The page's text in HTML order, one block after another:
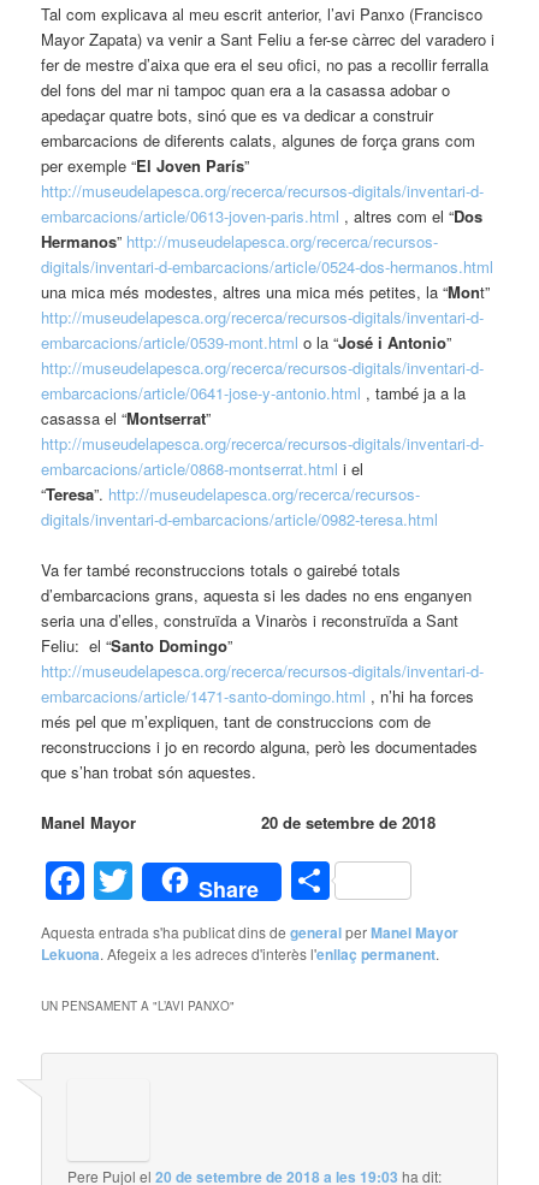
Tal com explicava al meu escrit anterior, l’avi Panxo (Francisco
Mayor Zapata) va venir a Sant Feliu a fer-se càrrec del varadero i
fer de mestre d’aixa que era el seu ofici, no pas a recollir ferralla
del fons del mar ni tampoc quan era a la casassa adobar o
apedaçar quatre bots, sinó que es va dedicar a construir
embarcacions de diferents calats, algunes de força grans com
per exemple “El Joven París”
http://museudelapesca.org/recerca/recursos-digitals/inventari-d-
embarcacions/article/0613-joven-paris.html , altres com el “Dos
Hermanos” http://museudelapesca.org/recerca/recursos-
digitals/inventari-d-embarcacions/article/0524-dos-hermanos.html
una mica més modestes, altres una mica més petites, la “Mont”
http://museudelapesca.org/recerca/recursos-digitals/inventari-d-
embarcacions/article/0539-mont.html o la “José i Antonio”
http://museudelapesca.org/recerca/recursos-digitals/inventari-d-
embarcacions/article/0641-jose-y-antonio.html , també ja a la
casassa el “Montserrat”
http://museudelapesca.org/recerca/recursos-digitals/inventari-d-
embarcacions/article/0868-montserrat.html i el
“Teresa”. http://museudelapesca.org/recerca/recursos-
digitals/inventari-d-embarcacions/article/0982-teresa.html
Va fer també reconstruccions totals o gairebé totals
d’embarcacions grans, aquesta si les dades no ens enganyen
seria una d’elles, construïda a Vinaròs i reconstruïda a Sant
Feliu: el “Santo Domingo”
http://museudelapesca.org/recerca/recursos-digitals/inventari-d-
embarcacions/article/1471-santo-domingo.html , n’hi ha forces
més pel que m’expliquen, tant de construccions com de
reconstruccions i jo en recordo alguna, però les documentades
que s’han trobat són aquestes.
Manel Mayor 20 de setembre de 2018
Facebook
Twitter
Share Comparteix
Aquesta entrada s'ha publicat dins degeneralperManel Mayor
Lekuona. Afegeix a les adreces d'interès l'enllaç permanent.
UN PENSAMENT A "L’AVI PANXO"
Pere Pujol el20 de setembre de 2018 a les 19:03 ha dit: